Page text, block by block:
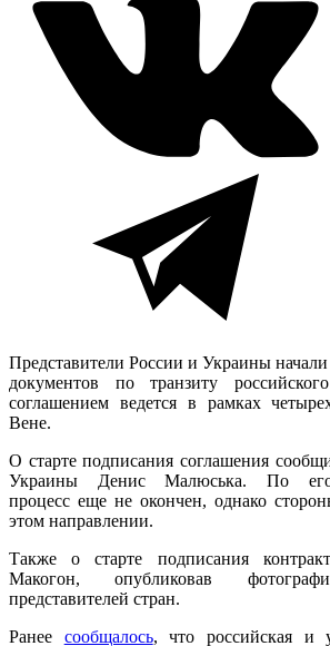
Представители России и Украины
документов по транзиту
соглашением ведется в рамках
Вене.
О старте подписания соглашения
Украины Денис Малюська. По
процесс еще не окончен, однако
этом направлении.
Также о старте подписания
Макогон, опубликовав
представителей стран.
Ранее сообщалось, что российская и